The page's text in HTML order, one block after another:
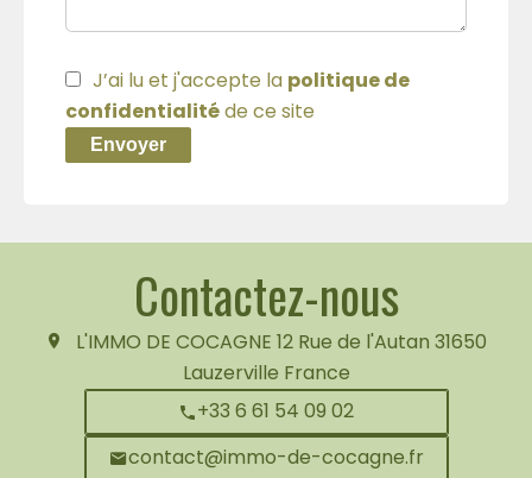
J’ai lu et j'accepte la politique de
confidentialitéde ce site
Envoyer
Contactez-nous
L'IMMO DE COCAGNE 12 Rue de l'Autan 31650
Lauzerville France
+33 6 61 54 09 02
contact@immo-de-cocagne.fr